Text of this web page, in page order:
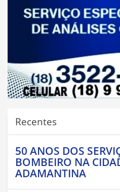
Recentes
50 ANOS DOS
BOMBEIRO NA
ADAMANTINA